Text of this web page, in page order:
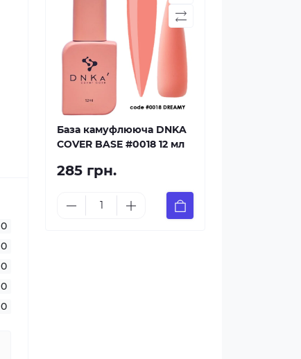
0
0
0
0
0
База камуфлююча DNKA
COVER BASE #0018 12 мл
285 грн.